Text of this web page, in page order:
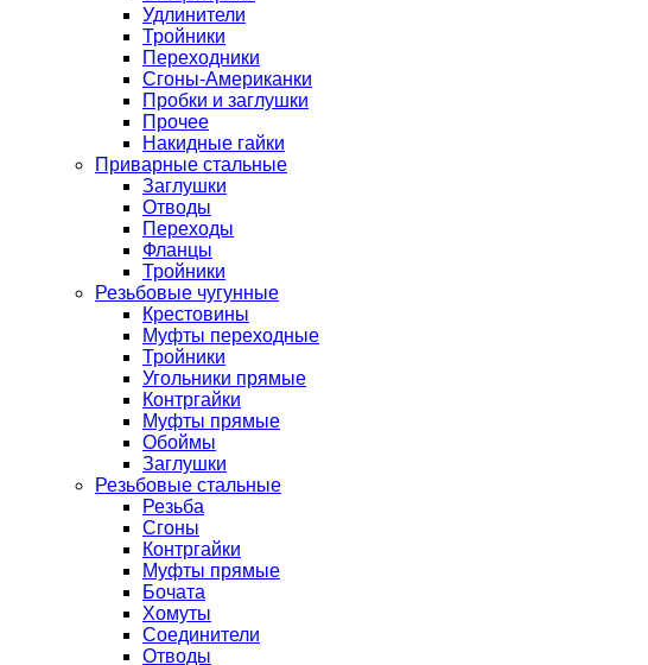
Удлинители
Тройники
Переходники
Сгоны-Американки
Пробки и заглушки
Прочее
Накидные гайки
Приварные стальные
Заглушки
Отводы
Переходы
Фланцы
Тройники
Резьбовые чугунные
Крестовины
Муфты переходные
Тройники
Угольники прямые
Контргайки
Муфты прямые
Обоймы
Заглушки
Резьбовые стальные
Резьба
Сгоны
Контргайки
Муфты прямые
Бочата
Хомуты
Соединители
Отводы